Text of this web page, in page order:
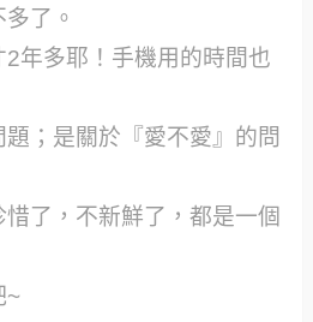
了。
年多耶！手機用的時間也
；是關於『愛不愛』的問
了，不新鮮了，都是一個
~